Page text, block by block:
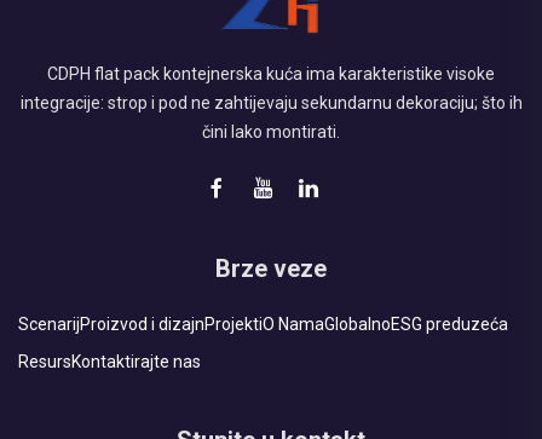
CDPH flat pack kontejnerska kuća ima karakteristike visoke
integracije: strop i pod ne zahtijevaju sekundarnu dekoraciju; što ih
čini lako montirati.
Brze veze
ScenarijProizvod i dizajnProjektiO NamaGlobalnoESG preduzeća
ResursKontaktirajte nas